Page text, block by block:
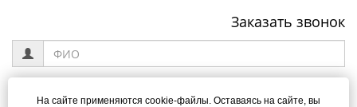
Заказать звонок
На сайте применяются cookie-файлы. Оставаясь на сайте, вы